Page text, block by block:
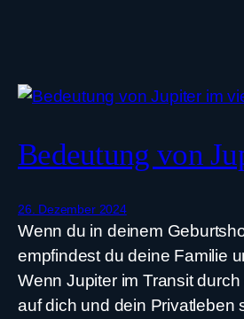
Bedeutung von
26. Dezember 2024
Wenn du in deinem
empfindest du deine Familie
Wenn Jupiter im Transit
auf dich und dein Privatleben